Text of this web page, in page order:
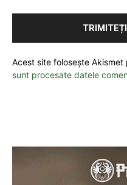
Acest site folosește
sunt procesate datele